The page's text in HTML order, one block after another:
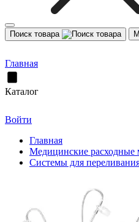
Поиск товара
Главная
Каталог
Войти
Главная
Медицинские расходные
Системы для